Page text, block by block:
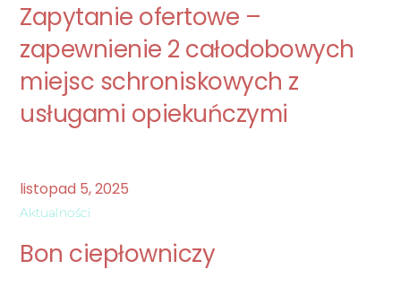
Zapytanie ofertowe –
zapewnienie 2 całodobowych
miejsc schroniskowych z
usługami opiekuńczymi
listopad 5,2025
Aktualności
Bon ciepłowniczy